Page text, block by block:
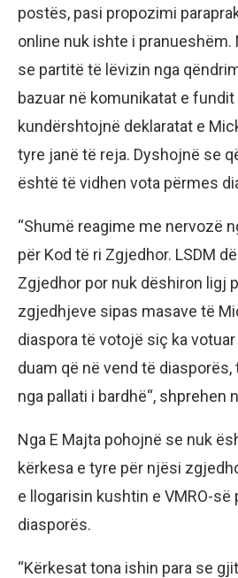
postës, pasi propozimi
online nuk ishte i
se partitë të lëvizin nga
bazuar në komunikatat e fundit
kundërshtojnë deklaratat e
tyre janë të reja. Dyshojnë se
është të vidhen vota përmes
“Shumë reagime me nervozë
për Kod të ri Zgjedhor. LSDM
Zgjedhor por nuk dëshiron ligj
zgjedhjeve sipas masave të
diaspora të votojë siç ka
duam që në vend të
nga pallati i bardhë“, shprehen
Nga E Majta pohojnë se nuk
kërkesa e tyre për njësi
e llogarisin kushtin e VMRO-
diasporës.
“Kërkesat tona ishin para se